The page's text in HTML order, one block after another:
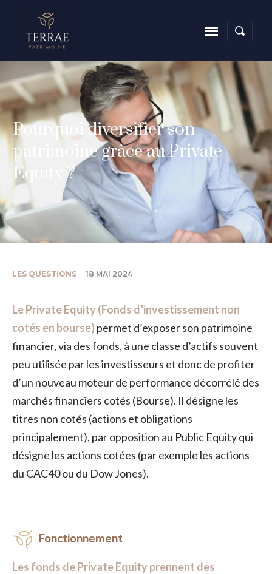
Pourquoi diversifier son
patrimoine grâce au Private
Equity ?
LES QUESTIONS 18 MAI 2024
Le Private Equity (Fonds d’investissement non
cotés en bourse)permet d’exposer son patrimoine
financier, via des fonds, à une classe d’actifs souvent
peu utilisée par les investisseurs et donc de profiter
d’un nouveau moteur de performance décorrélé des
marchés financiers cotés (Bourse). Il désigne les
titres non cotés (actions et obligations
principalement), par opposition au Public Equity qui
désigne les actions cotées (par exemple les actions
du CAC40 ou du Dow Jones).
Fonctionnement
Les fonds de Private Equity prennent des